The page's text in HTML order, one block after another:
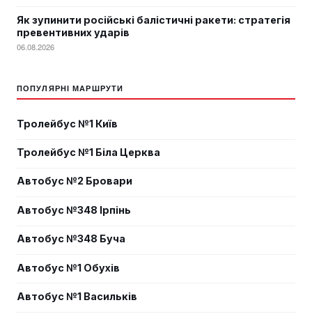
Як зупинити російські балістичні ракети: стратегія
превентивних ударів
06.08.2026
ПОПУЛЯРНІ МАРШРУТИ
Тролейбус №1 Київ
Тролейбус №1 Біла Церква
Автобус №2 Бровари
Автобус №348 Ірпінь
Автобус №348 Буча
Автобус №1 Обухів
Автобус №1 Васильків